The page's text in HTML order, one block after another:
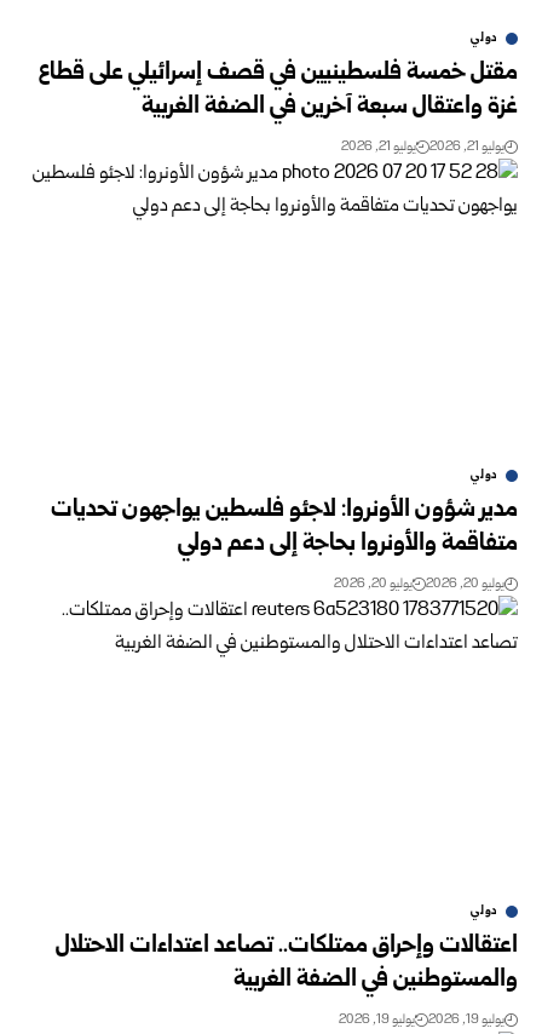
دولي
مقتل خمسة فلسطينيين في قصف إسرائيلي على قطاع
غزة واعتقال سبعة آخرين في الضفة الغربية
يوليو 21, 2026 يوليو 21, 2026
دولي
مدير شؤون الأونروا: لاجئو فلسطين يواجهون تحديات
متفاقمة والأونروا بحاجة إلى دعم دولي
يوليو 20, 2026 يوليو 20, 2026
دولي
اعتقالات وإحراق ممتلكات.. تصاعد اعتداءات الاحتلال
والمستوطنين في الضفة الغربية
يوليو 19, 2026 يوليو 19, 2026